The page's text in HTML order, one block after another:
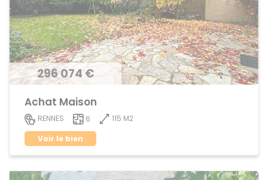
296 074 €
Achat Maison
RENNES 6
115 M2
Voir le bien